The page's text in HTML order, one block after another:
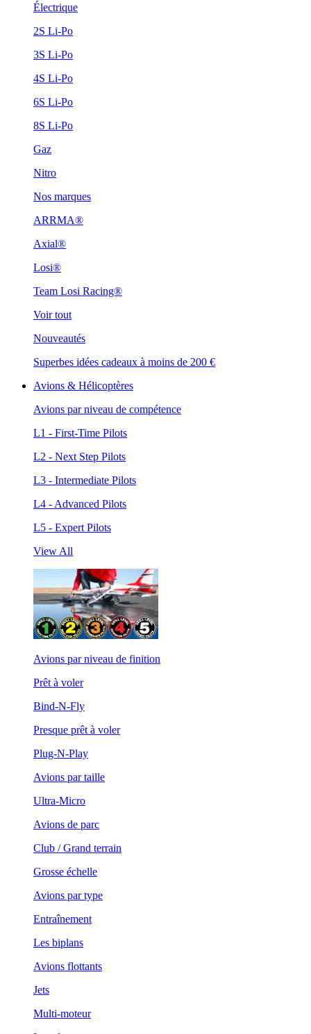
Électrique
2S Li-Po
3S Li-Po
4S Li-Po
6S Li-Po
8S Li-Po
Gaz
Nitro
Nos marques
ARRMA®
Axial®
Losi®
Team Losi Racing®
Voir tout
Nouveautés
Superbes idées cadeaux à moins de 200 €
Avions & Hélicoptères
Avions par niveau de compétence
L1 - First-Time Pilots
L2 - Next Step Pilots
L3 - Intermediate Pilots
L4 - Advanced Pilots
L5 - Expert Pilots
View All
Avions par niveau de finition
Prêt à voler
Bind-N-Fly
Presque prêt à voler
Plug-N-Play
Avions par taille
Ultra-Micro
Avions de parc
Club / Grand terrain
Grosse échelle
Avions par type
Entraînement
Les biplans
Avions flottants
Jets
Multi-moteur